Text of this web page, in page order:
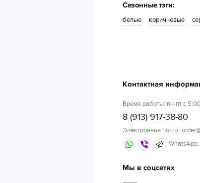
Сезонные тэги:
белые коричневые
Контактная
Время работы: пн-пт с
8 (913) 917-38-80
Электронная почта:
Мы в соцсетях